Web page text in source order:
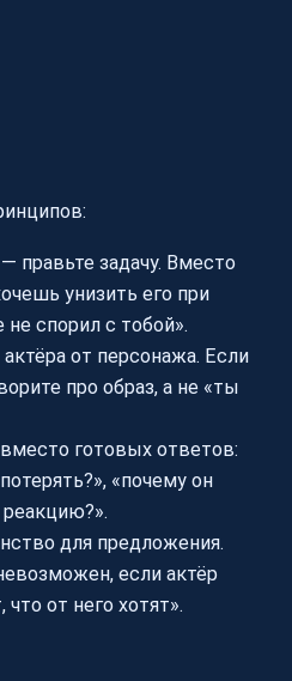
правьте задачу. Вместо
унизить его при
спорил с тобой».
от персонажа. Если
про образ, а не «ты
готовых ответов:
«почему он
для предложения.
если актёр
от него хотят».